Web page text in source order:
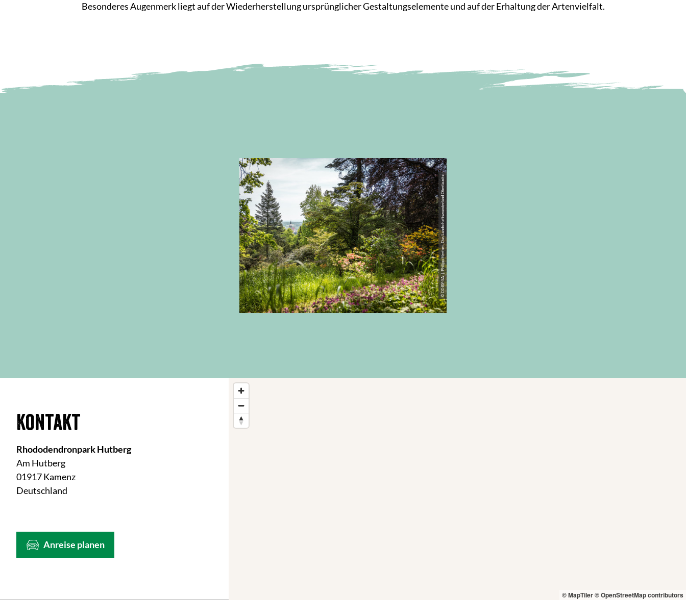
Besonderes Augenmerk liegt auf der Wiederherstellung ursprünglicher Gestaltungselemente und auf der Erhaltung der Artenvielfalt.
© CC-BY-SA | Philipp Herfort, Das Landschaftswunderland Oberlausitz
Kontakt
Rhododendronpark Hutberg
Am Hutberg
01917 Kamenz
Deutschland
Anreise planen
© MapTiler© OpenStreetMap contributors